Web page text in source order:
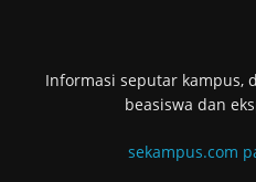
Informasi seputar kampus,
beasiswa dan
sekampus.com